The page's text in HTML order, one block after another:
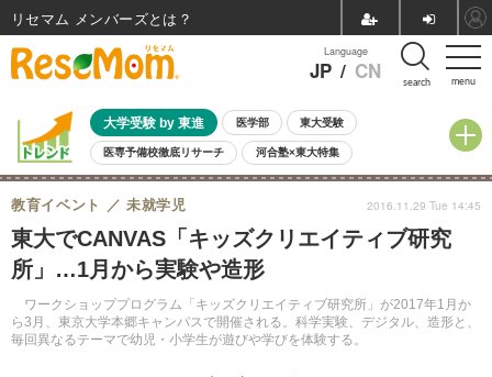
menu
Language
JP / CN search
大学受験 by 東進 医学部 東大受験
医専予備校徹底リサーチ 河合塾×東大特集
親子で考える大学選び 高校受験 中学受験 小学校受験
共通テスト 夏休み 8月開催学校説明会・相談会
8月開催イベント・WS 全国公立高校 過去問 人気記事
自由研究教材（小学生向け） 自由研究教材（中学生向け）
東大でCANVAS「キッズクリエイティブ研究
所」…1月から実験や造形
ワークショッププログラム「キッズクリエイティブ研究所」が2017年1月か
ら3月、東京大学本郷キャンパスで開催される。科学実験、デジタル、造形と、
毎回異なるテーマで幼児・小学生が遊びや学びを体験する。
教育イベント 未就学児 2016.11.29 Tue 14:45
リセマム メンバーズ